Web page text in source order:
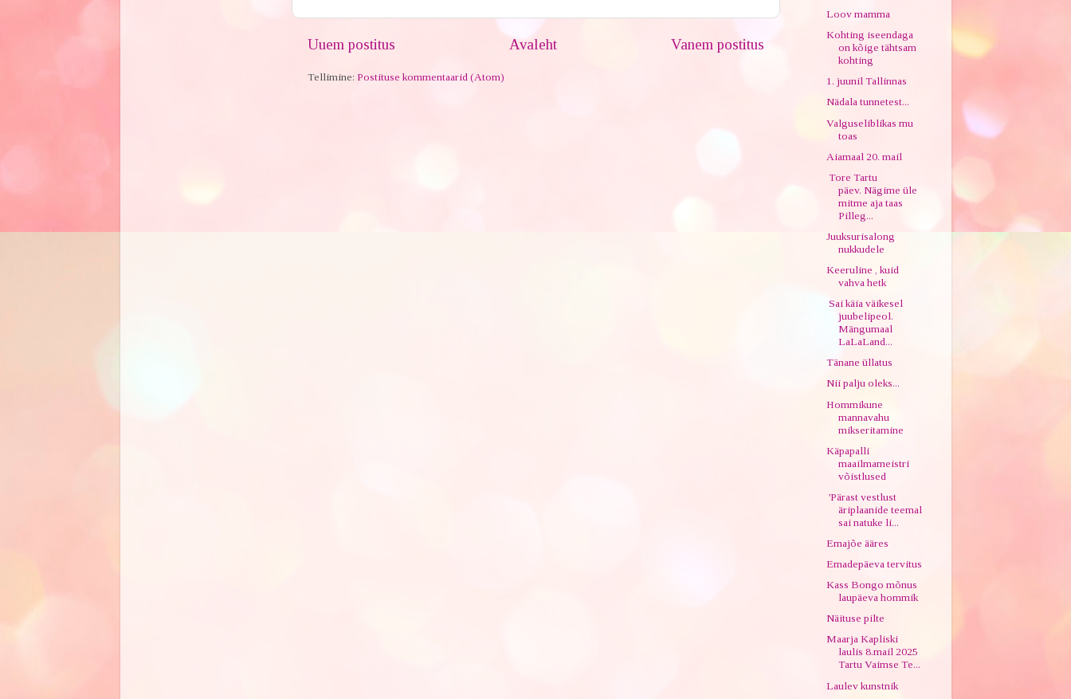
Uuem postitus Vanem postitus
Avaleht
Tellimine: Postituse kommentaarid (Atom)
Loov mamma
Kohting iseendaga
on kõige tähtsam
kohting
1. juunil Tallinnas
Nädala tunnetest...
Valguseliblikas mu
toas
Aiamaal 20. mail
Tore Tartu
päev. Nägime üle
mitme aja taas
Pilleg...
Juuksurisalong
nukkudele
Keeruline , kuid
vahva hetk
Sai käia väikesel
juubelipeol.
Mängumaal
LaLaLand...
Tänane üllatus
Nii palju oleks...
Hommikune
mannavahu
mikseritamine
Käpapalli
maailmameistri
võistlused
'Pärast vestlust
äriplaanide teemal
sai natuke li...
Emajõe ääres
Emadepäeva tervitus
Kass Bongo mõnus
laupäeva hommik
Näituse pilte
Maarja Kapliski
laulis 8.mail 2025
Tartu Vaimse Te...
Laulev kunstnik